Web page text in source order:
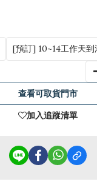
[預訂] 10~14工作天到
查看可取貨門市
加入追蹤清單